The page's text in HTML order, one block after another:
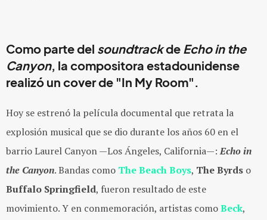
Como parte del soundtrackde Echo in the
Canyon, la compositora estadounidense
realizó un cover de "In My Room".
Hoy se estrenó la película documental que retrata la
explosión musical que se dio durante los años 60 en el
barrio Laurel Canyon —Los Ángeles, California—:Echo in
the Canyon. Bandas como The Beach Boys, The Byrds o
Buffalo Springfield, fueron resultado de este
movimiento. Y en conmemoración, artistas comoBeck,